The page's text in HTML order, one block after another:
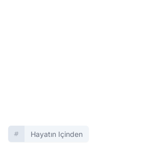
Hayatın Içinden